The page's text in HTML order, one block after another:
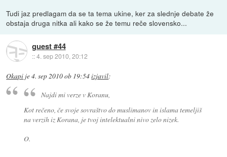
Tudi jaz predlagam da se ta tema ukine, ker za slednje debate že
obstaja druga nitka ali kako se že temu reče slovensko...
guest #44
::4. sep 2010, 20:12
Okapi je4. sep 2010 ob 19:54izjavil:
Najdi mi verze v Koranu,
Kot rečeno, če svoje sovraštvo do muslimanov in islama temeljiš
na verzih iz Korana, je tvoj intelektualni nivo zelo nizek.
O.